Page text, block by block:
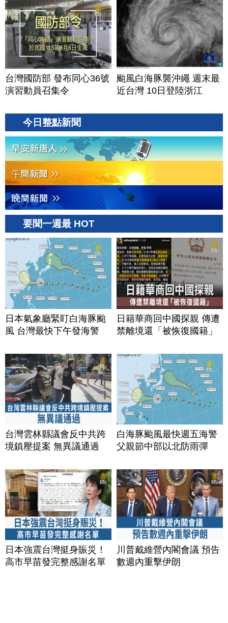
20260806(四)
台灣國防部 發布同心36號
演習動員召集令
颱風白海豚襲沖繩 週末最
近台灣 10日登陸浙江
今日整點新聞
要聞一週最 HOT
日本氣象廳緊盯白海豚颱
風 台灣最快下午發海警
日籍華商回中國探親 傳遭
禁離境還「被恢復國籍」
台灣雲林縣議會反中共跨
境鎮壓提案 無異議通過
白海豚颱風最快週五海警
父親節中部以北防雨彈
日本強震台灣挺身賑災！
高市早苗發完整感謝名單
川普戴維營內閣會議 預告
數週內重擊伊朗